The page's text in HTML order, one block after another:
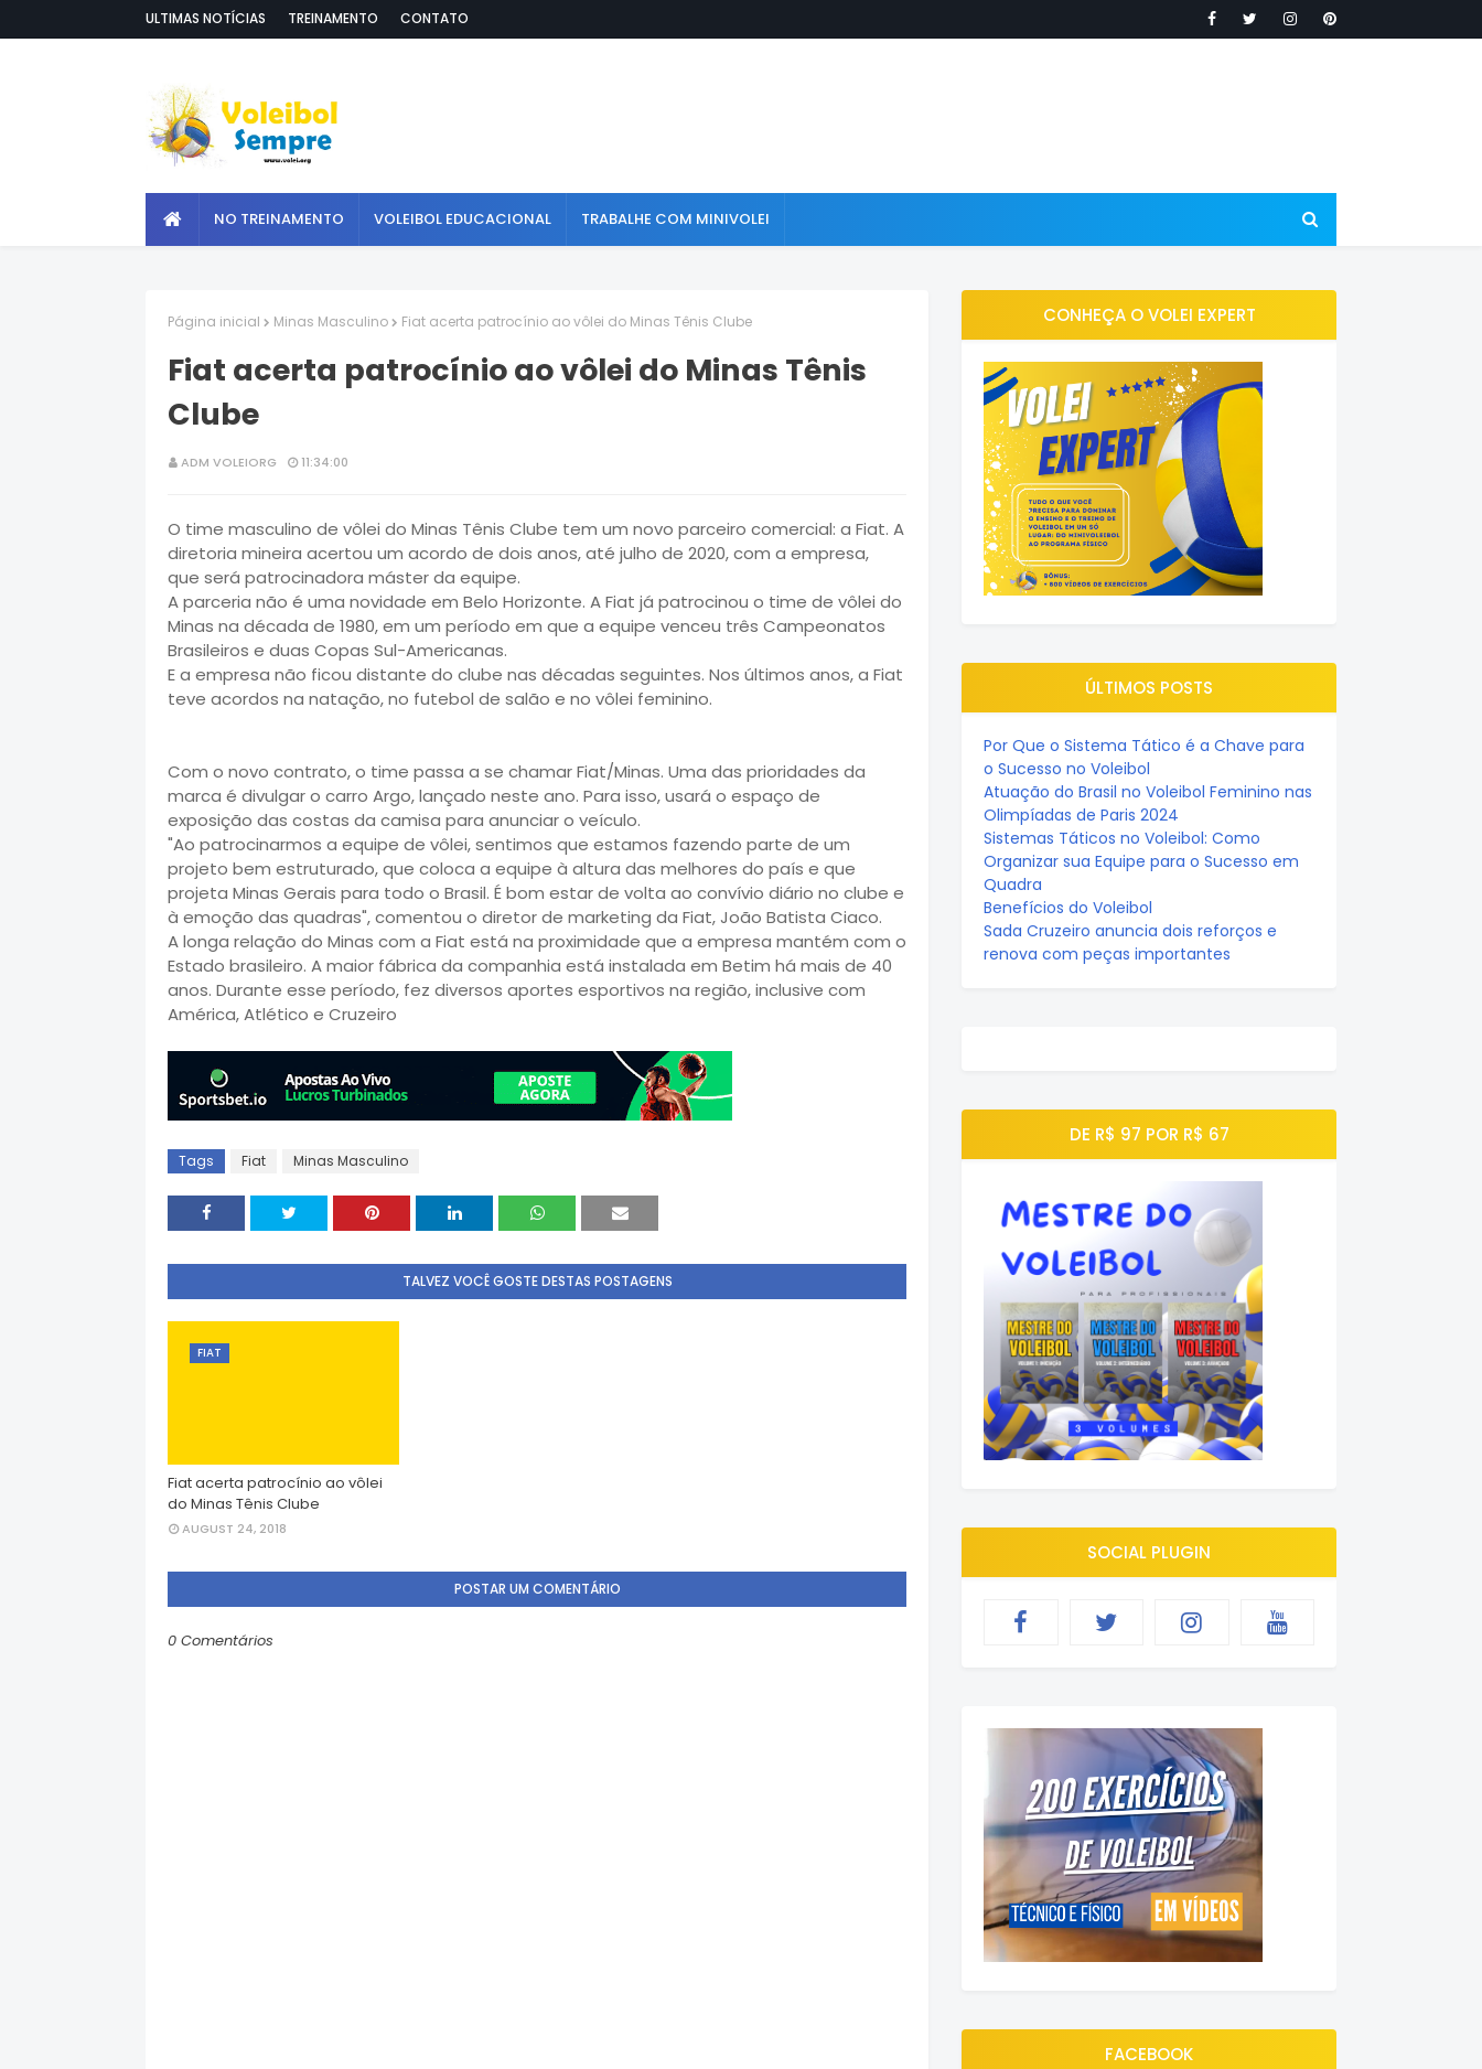
ULTIMAS NOTÍCIAS TREINAMENTO CONTATO
NO TREINAMENTO VOLEIBOL EDUCACIONAL TRABALHE COM MINIVOLEI
Página inicial Minas Masculino Fiat acerta patrocínio ao vôlei do Minas Tênis Clube
Fiat acerta patrocínio ao vôlei do Minas Tênis
Clube
ADM VOLEIORG 11:34:00
O time masculino de vôlei do Minas Tênis Clube tem um novo parceiro comercial: a Fiat. A
diretoria mineira acertou um acordo de dois anos, até julho de 2020, com a empresa,
que será patrocinadora máster da equipe.
A parceria não é uma novidade em Belo Horizonte. A Fiat já patrocinou o time de vôlei do
Minas na década de 1980, em um período em que a equipe venceu três Campeonatos
Brasileiros e duas Copas Sul-Americanas.
E a empresa não ficou distante do clube nas décadas seguintes. Nos últimos anos, a Fiat
teve acordos na natação, no futebol de salão e no vôlei feminino.
Com o novo contrato, o time passa a se chamar Fiat/Minas. Uma das prioridades da
marca é divulgar o carro Argo, lançado neste ano. Para isso, usará o espaço de
exposição das costas da camisa para anunciar o veículo.
"Ao patrocinarmos a equipe de vôlei, sentimos que estamos fazendo parte de um
projeto bem estruturado, que coloca a equipe à altura das melhores do país e que
projeta Minas Gerais para todo o Brasil. É bom estar de volta ao convívio diário no clube e
à emoção das quadras", comentou o diretor de marketing da Fiat, João Batista Ciaco.
A longa relação do Minas com a Fiat está na proximidade que a empresa mantém com o
Estado brasileiro. A maior fábrica da companhia está instalada em Betim há mais de 40
anos. Durante esse período, fez diversos aportes esportivos na região, inclusive com
América, Atlético e Cruzeiro
Tags Fiat Minas Masculino
TALVEZ VOCÊ GOSTE DESTAS POSTAGENS
FIAT
Fiat acerta patrocínio ao vôlei
do Minas Tênis Clube
AUGUST 24, 2018
POSTAR UM COMENTÁRIO
0 Comentários
CONHEÇA O VOLEI EXPERT
ÚLTIMOS POSTS
Por Que o Sistema Tático é a Chave para
o Sucesso no Voleibol
Atuação do Brasil no Voleibol Feminino nas
Olimpíadas de Paris 2024
Sistemas Táticos no Voleibol: Como
Organizar sua Equipe para o Sucesso em
Quadra
Benefícios do Voleibol
Sada Cruzeiro anuncia dois reforços e
renova com peças importantes
DE R$ 97 POR R$ 67
SOCIAL PLUGIN
FACEBOOK